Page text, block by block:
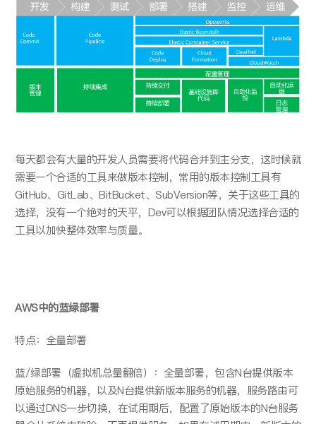
每天都会有大量的开发人员需要将代码合并到主分支，这时候就
需要一个合适的工具来做版本控制，常用的版本控制工具有
GitHub、GitLab、BitBucket、SubVersion等，关于这些工具的
选择，没有一个绝对的天平，Dev可以根据团队情况选择合适的
工具以加快整体效率与质量。
AWS中的蓝绿部署
特点：全量部署
蓝/绿部署（虚拟机总量翻倍）：全量部署，包含N台提供版本
原始服务的机器，以及N台提供新版本服务的机器，服务路由可
以通过DNS一步切换，在试用期后，配置了原始版本的N台服务